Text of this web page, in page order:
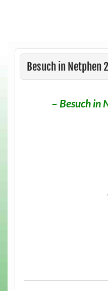
Besuch in Netphen
– Besuch in